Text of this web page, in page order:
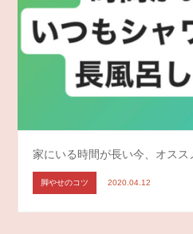
家にいる時間が長い今、オスス
脚やせのコツ 2020.04.12